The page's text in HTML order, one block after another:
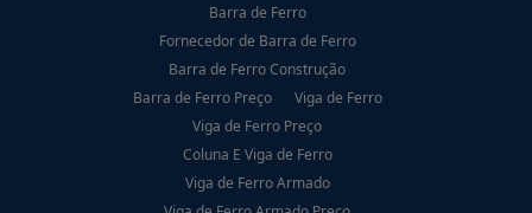
Barra de Ferro
Fornecedor de Barra de Ferro
Barra de Ferro Construção
Barra de Ferro Preço
Viga de Ferro
Viga de Ferro Preço
Coluna E Viga de Ferro
Viga de Ferro Armado